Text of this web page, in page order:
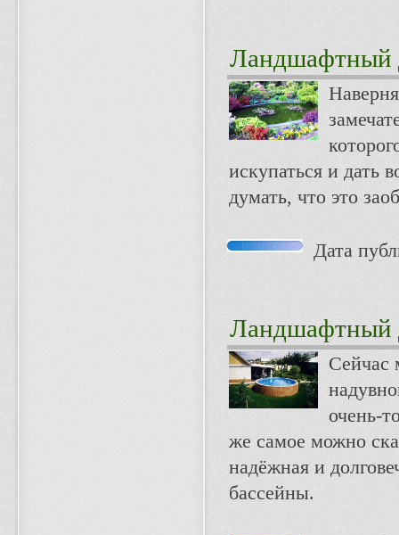
Ландшафтный
искупаться и дать
думать, что это
Дата
Ландшафтный
Сейчас
очень-
же самое можно
надёжная и
бассейны.